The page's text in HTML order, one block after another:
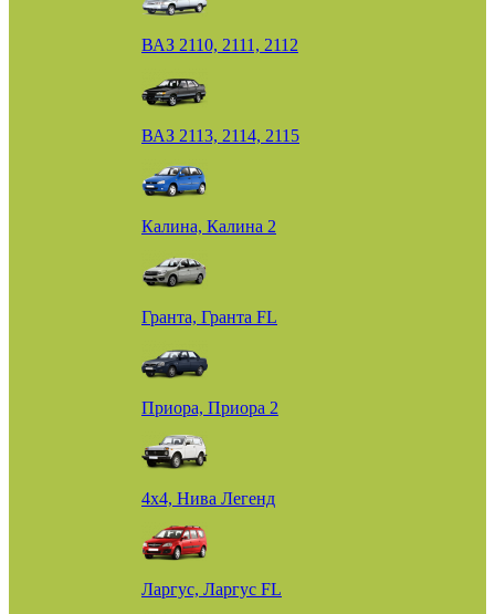
ВАЗ 2110, 2111, 2112
ВАЗ 2113, 2114, 2115
Калина, Калина 2
Гранта, Гранта FL
Приора, Приора 2
4х4, Нива Легенд
Ларгус, Ларгус FL